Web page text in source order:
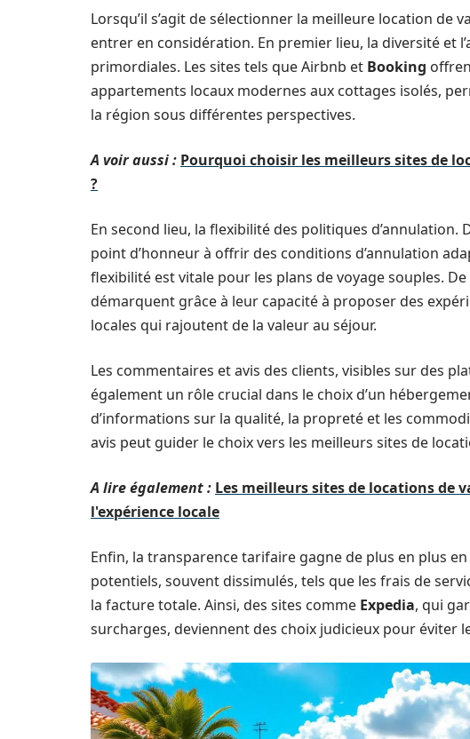
Lorsqu’il s’agit de sélectionner la meilleure location de
entrer en considération. En premier lieu, la diversité et
primordiales. Les sites tels que Airbnb et Booking
appartements locaux modernes aux cottages isolés,
la région sous différentes perspectives.
A voir aussi : Pourquoi choisir les meilleurs sites de
?
En second lieu, la flexibilité des politiques d’annulation.
point d’honneur à offrir des conditions d’annulation
flexibilité est vitale pour les plans de voyage souples.
démarquent grâce à leur capacité à proposer des
locales qui rajoutent de la valeur au séjour.
Les commentaires et avis des clients, visibles sur des
également un rôle crucial dans le choix d’un
d’informations sur la qualité, la propreté et les
avis peut guider le choix vers les meilleurs sites de
A lire également : Les meilleurs sites de locations de
l'expérience locale
Enfin, la transparence tarifaire gagne de plus en plus
potentiels, souvent dissimulés, tels que les frais de
la facture totale. Ainsi, des sites comme Expedia, qui
surcharges, deviennent des choix judicieux pour éviter